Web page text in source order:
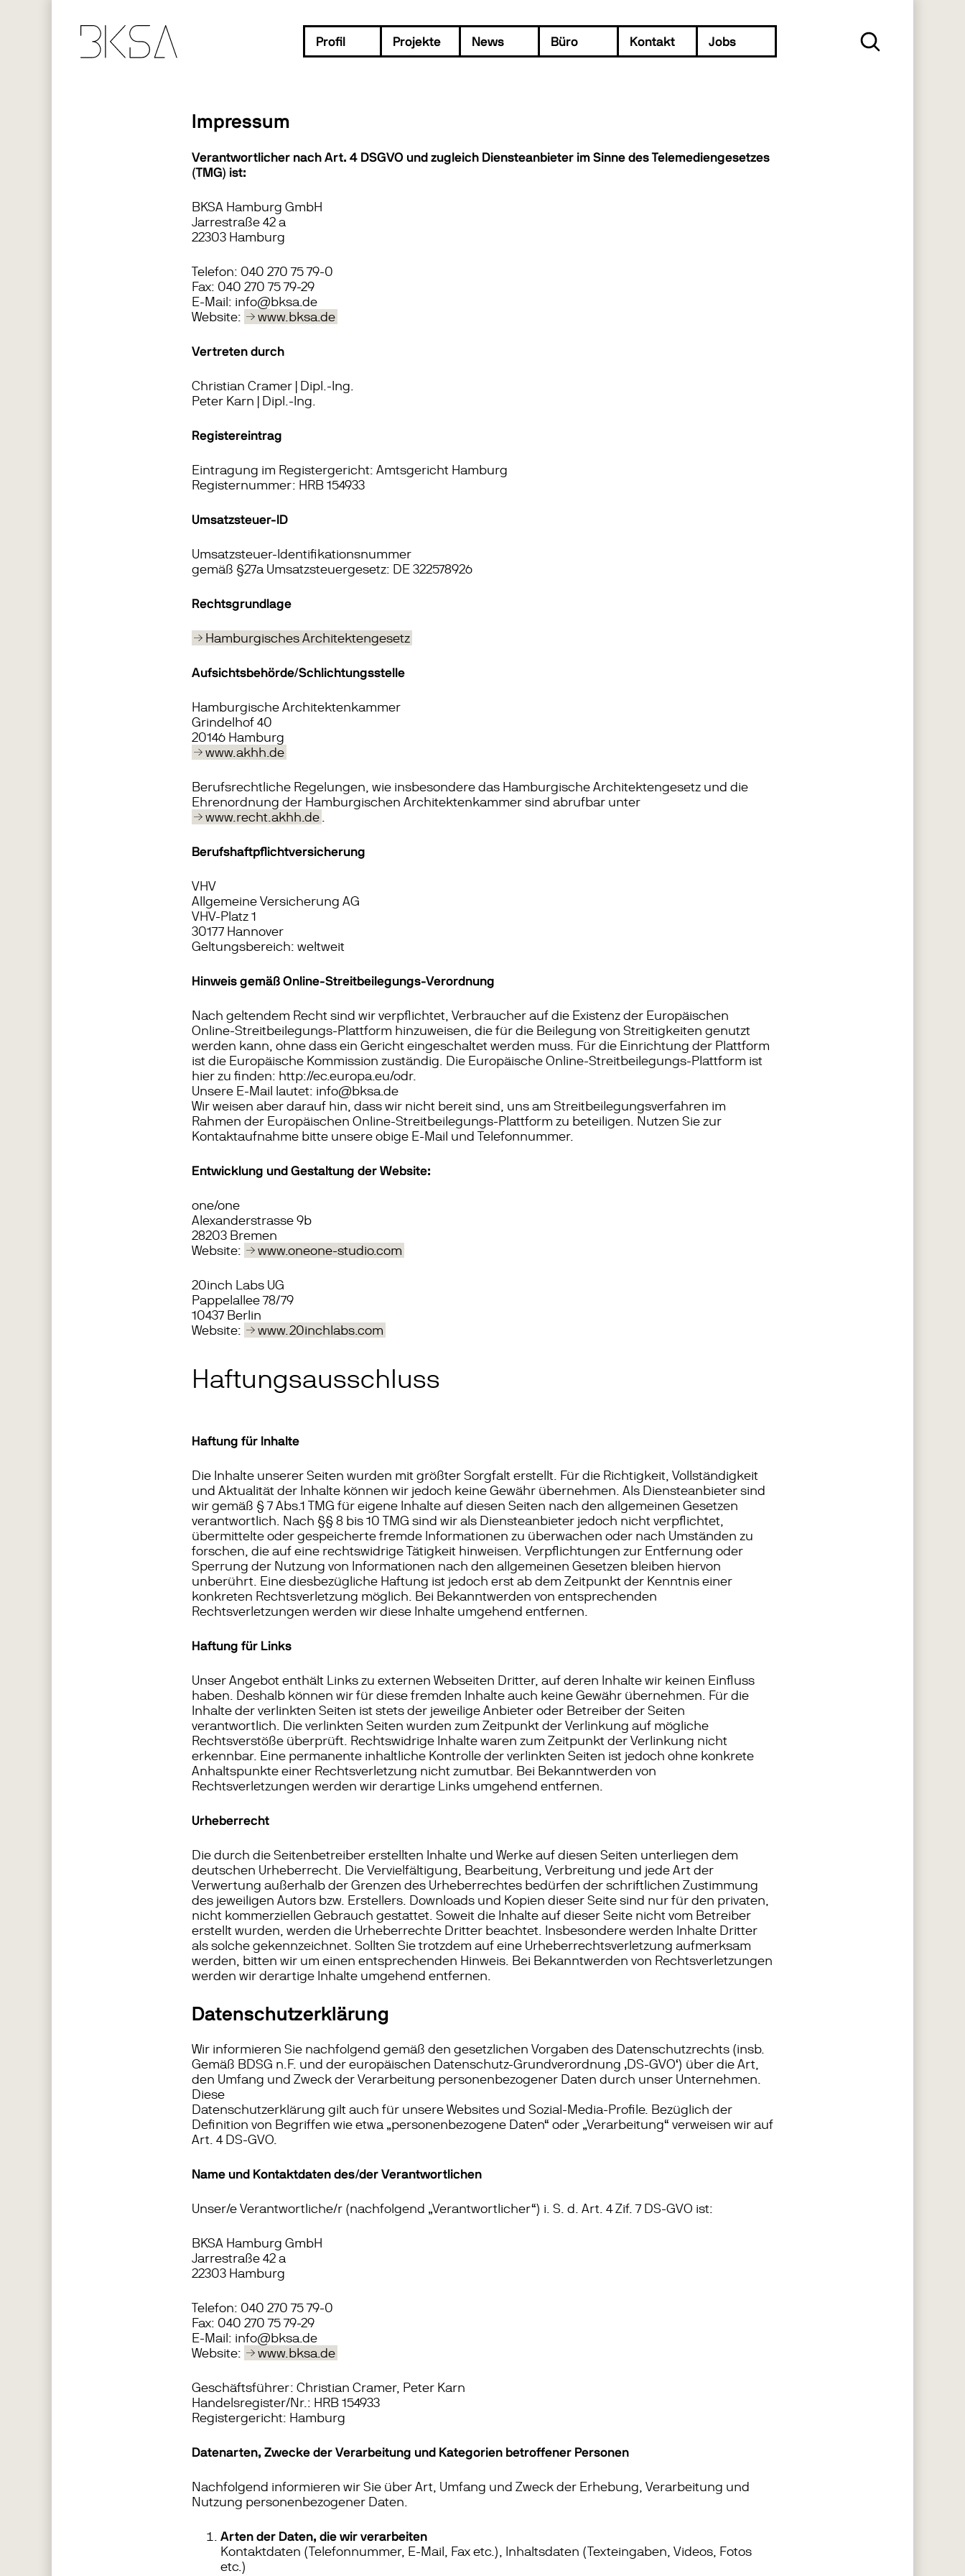
content
Profil Projekte News Büro Kontakt Jobs Suche
Impressum
Verantwortlicher nach Art. 4 DSGVO und zugleich Diensteanbieter im Sinne des Telemediengesetzes
(TMG) ist:
BKSA Hamburg GmbH
Jarrestraße 42 a
22303 Hamburg
Telefon: 040 270 75 79-0
Fax: 040 270 75 79-29
E-Mail: info@bksa.de
Website:
www.bksa.de
Vertreten durch
Christian Cramer | Dipl.-Ing.
Peter Karn | Dipl.-Ing.
Registereintrag
Eintragung im Registergericht: Amtsgericht Hamburg
Registernummer: HRB 154933
Umsatzsteuer-ID
Umsatzsteuer-Identifikationsnummer
gemäß §27a Umsatzsteuergesetz: DE 322578926
Rechtsgrundlage
Hamburgisches Architektengesetz
Aufsichtsbehörde/Schlichtungsstelle
Hamburgische Architektenkammer
Grindelhof 40
20146 Hamburg
www.akhh.de
Berufsrechtliche Regelungen, wie insbesondere das Hamburgische Architektengesetz und die
Ehrenordnung der Hamburgischen Architektenkammer sind abrufbar unter
www.recht.akhh.de
Berufshaftpflichtversicherung
VHV
Allgemeine Versicherung AG
VHV-Platz 1
30177 Hannover
Geltungsbereich: weltweit
Hinweis gemäß Online-Streitbeilegungs-Verordnung
Nach geltendem Recht sind wir verpflichtet, Verbraucher auf die Existenz der Europäischen
Online-Streitbeilegungs-Plattform hinzuweisen, die für die Beilegung von Streitigkeiten genutzt
werden kann, ohne dass ein Gericht eingeschaltet werden muss. Für die Einrichtung der Plattform
ist die Europäische Kommission zuständig. Die Europäische Online-Streitbeilegungs-Plattform ist
hier zu finden: http://ec.europa.eu/odr.
Unsere E-Mail lautet: info@bksa.de
Wir weisen aber darauf hin, dass wir nicht bereit sind, uns am Streitbeilegungsverfahren im
Rahmen der Europäischen Online-Streitbeilegungs-Plattform zu beteiligen. Nutzen Sie zur
Kontaktaufnahme bitte unsere obige E-Mail und Telefonnummer.
Entwicklung und Gestaltung der Website:
one/one
Alexanderstrasse 9b
28203 Bremen
Website:
www.oneone-studio.com
20inch Labs UG
Pappelallee 78/79
10437 Berlin
Website:
www.20inchlabs.com
Haftungsausschluss
Haftung für Inhalte
Die Inhalte unserer Seiten wurden mit größter Sorgfalt erstellt. Für die Richtigkeit, Vollständigkeit
und Aktualität der Inhalte können wir jedoch keine Gewähr übernehmen. Als Diensteanbieter sind
wir gemäß § 7 Abs.1 TMG für eigene Inhalte auf diesen Seiten nach den allgemeinen Gesetzen
verantwortlich. Nach §§ 8 bis 10 TMG sind wir als Diensteanbieter jedoch nicht verpflichtet,
übermittelte oder gespeicherte fremde Informationen zu überwachen oder nach Umständen zu
forschen, die auf eine rechtswidrige Tätigkeit hinweisen. Verpflichtungen zur Entfernung oder
Sperrung der Nutzung von Informationen nach den allgemeinen Gesetzen bleiben hiervon
unberührt. Eine diesbezügliche Haftung ist jedoch erst ab dem Zeitpunkt der Kenntnis einer
konkreten Rechtsverletzung möglich. Bei Bekanntwerden von entsprechenden
Rechtsverletzungen werden wir diese Inhalte umgehend entfernen.
Haftung für Links
Unser Angebot enthält Links zu externen Webseiten Dritter, auf deren Inhalte wir keinen Einfluss
haben. Deshalb können wir für diese fremden Inhalte auch keine Gewähr übernehmen. Für die
Inhalte der verlinkten Seiten ist stets der jeweilige Anbieter oder Betreiber der Seiten
verantwortlich. Die verlinkten Seiten wurden zum Zeitpunkt der Verlinkung auf mögliche
Rechtsverstöße überprüft. Rechtswidrige Inhalte waren zum Zeitpunkt der Verlinkung nicht
erkennbar. Eine permanente inhaltliche Kontrolle der verlinkten Seiten ist jedoch ohne konkrete
Anhaltspunkte einer Rechtsverletzung nicht zumutbar. Bei Bekanntwerden von
Rechtsverletzungen werden wir derartige Links umgehend entfernen.
Urheberrecht
Die durch die Seitenbetreiber erstellten Inhalte und Werke auf diesen Seiten unterliegen dem
deutschen Urheberrecht. Die Vervielfältigung, Bearbeitung, Verbreitung und jede Art der
Verwertung außerhalb der Grenzen des Urheberrechtes bedürfen der schriftlichen Zustimmung
des jeweiligen Autors bzw. Erstellers. Downloads und Kopien dieser Seite sind nur für den privaten,
nicht kommerziellen Gebrauch gestattet. Soweit die Inhalte auf dieser Seite nicht vom Betreiber
erstellt wurden, werden die Urheberrechte Dritter beachtet. Insbesondere werden Inhalte Dritter
als solche gekennzeichnet. Sollten Sie trotzdem auf eine Urheberrechtsverletzung aufmerksam
werden, bitten wir um einen entsprechenden Hinweis. Bei Bekanntwerden von Rechtsverletzungen
werden wir derartige Inhalte umgehend entfernen.
Datenschutzerklärung
Wir informieren Sie nachfolgend gemäß den gesetzlichen Vorgaben des Datenschutzrechts (insb.
Gemäß BDSG n.F. und der europäischen Datenschutz-Grundverordnung ‚DS-GVO‘) über die Art,
den Umfang und Zweck der Verarbeitung personenbezogener Daten durch unser Unternehmen.
Diese
Datenschutzerklärung gilt auch für unsere Websites und Sozial-Media-Profile. Bezüglich der
Definition von Begriffen wie etwa „personenbezogene Daten“ oder „Verarbeitung“ verweisen wir auf
Art. 4 DS-GVO.
Name und Kontaktdaten des/der Verantwortlichen
Unser/e Verantwortliche/r (nachfolgend „Verantwortlicher“) i. S. d. Art. 4 Zif. 7 DS-GVO ist:
BKSA Hamburg GmbH
Jarrestraße 42 a
22303 Hamburg
Telefon: 040 270 75 79-0
Fax: 040 270 75 79-29
E-Mail: info@bksa.de
Website:
www.bksa.de
Geschäftsführer: Christian Cramer, Peter Karn
Handelsregister/Nr.: HRB 154933
Registergericht: Hamburg
Datenarten, Zwecke der Verarbeitung und Kategorien betroffener Personen
Nachfolgend informieren wir Sie über Art, Umfang und Zweck der Erhebung, Verarbeitung und
Nutzung personenbezogener Daten.
Arten der Daten, die wir verarbeiten
Kontaktdaten (Telefonnummer, E-Mail, Fax etc.), Inhaltsdaten (Texteingaben, Videos, Fotos
etc.)